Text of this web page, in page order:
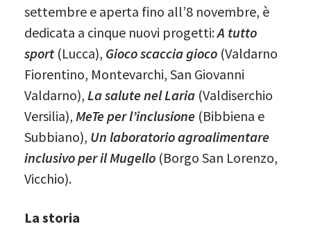
settembre e aperta fino all’8 novembre, è
dedicata a cinque nuovi progetti:A tutto
sport(Lucca), Gioco scaccia gioco (Valdarno
Fiorentino, Montevarchi, San Giovanni
Valdarno), La salute nel Laria (Valdiserchio
Versilia), MeTe per l’inclusione (Bibbiena e
Subbiano), Un laboratorio agroalimentare
inclusivo per il Mugello (Borgo San Lorenzo,
Vicchio).
La storia